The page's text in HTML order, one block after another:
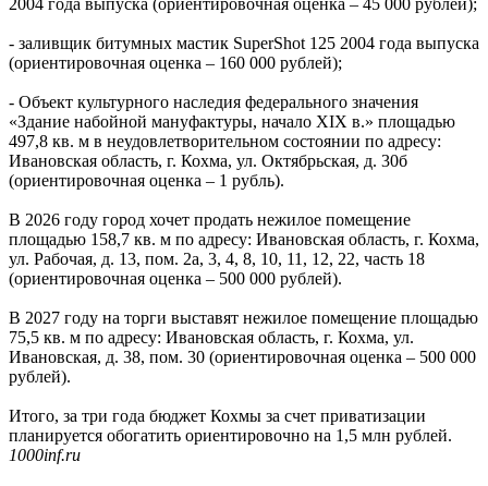
2004 года выпуска (ориентировочная оценка – 45 000 рублей);
- заливщик битумных мастик SuperShot 125 2004 года выпуска
(ориентировочная оценка – 160 000 рублей);
- Объект культурного наследия федерального значения
«Здание набойной мануфактуры, начало XIX в.» площадью
497,8 кв. м в неудовлетворительном состоянии по адресу:
Ивановская область, г. Кохма, ул. Октябрьская, д. 30б
(ориентировочная оценка – 1 рубль).
В 2026 году город хочет продать нежилое помещение
площадью 158,7 кв. м по адресу: Ивановская область, г. Кохма,
ул. Рабочая, д. 13, пом. 2а, 3, 4, 8, 10, 11, 12, 22, часть 18
(ориентировочная оценка – 500 000 рублей).
В 2027 году на торги выставят нежилое помещение площадью
75,5 кв. м по адресу: Ивановская область, г. Кохма, ул.
Ивановская, д. 38, пом. 30 (ориентировочная оценка – 500 000
рублей).
Итого, за три года бюджет Кохмы за счет приватизации
планируется обогатить ориентировочно на 1,5 млн рублей.
1000inf.ru